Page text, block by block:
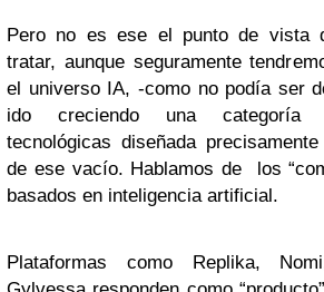
Pero no es ese el punto de vista
tratar, aunque seguramente
el universo IA, -como no podía ser
ido creciendo una categoría
tecnológicas diseñada
de ese vacío. Hablamos de los
basados en inteligencia artificial.
Plataformas como Replika,